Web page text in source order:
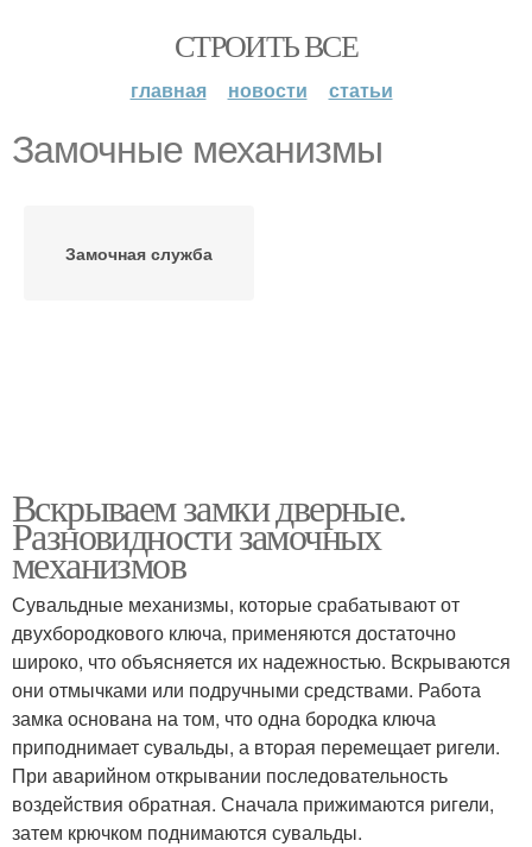
СТРОИТЬ ВСЕ
главная новости статьи
Замочные механизмы
Замочная служба
Вскрываем замки дверные.
Разновидности замочных
механизмов
Сувальдные механизмы, которые срабатывают от
двухбородкового ключа, применяются достаточно
широко, что объясняется их надежностью. Вскрываются
они отмычками или подручными средствами. Работа
замка основана на том, что одна бородка ключа
приподнимает сувальды, а вторая перемещает ригели.
При аварийном открывании последовательность
воздействия обратная. Сначала прижимаются ригели,
затем крючком поднимаются сувальды.